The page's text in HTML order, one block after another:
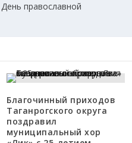
православной
Благочинный приходов
Таганрогского округа
поздравил
муниципальный хор